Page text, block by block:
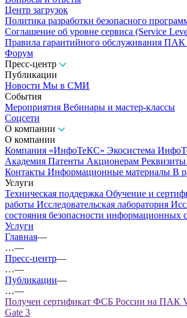
Центр загрузок
Политика разработки безопасного
Соглашение об уровне сервиса (Service
Правила гарантийного обслуживания
Форум
Пресс-центр
Публикации
Новости Мы в СМИ
События
Мероприятия Вебинары и мастер-классы
Соцсети
О компании
О компании
Компания «ИнфоТеКС» Экосистема
Академия Патенты Акционерам Реквизиты
Контакты Информационные материалы В
Услуги
Техническая поддержка Обучение и
работы Исследовательская лаборатория
состояния безопасности информационных
Услуги
Главная—
…—
Пресс-центр—
…—
Публикации—
…—
Получен сертификат ФСБ России на ПАК
Gate 3